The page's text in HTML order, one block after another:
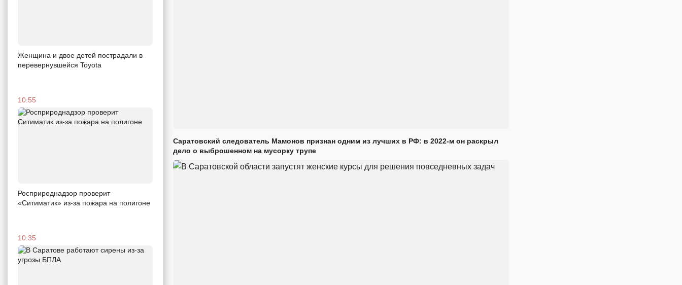
Женщина и двое детей пострадали в
перевернувшейся Toyota
10:55
Росприроднадзор проверит
«Ситиматик» из-за пожара на полигоне
10:35
Саратовский следователь Мамонов признан одним из лучших в РФ: в 2022-м он раскрыл
дело о выброшенном на мусорку трупе